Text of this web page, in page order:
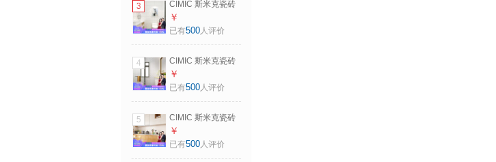
片/箱) 需按箱买
3
CIMIC 斯米克瓷砖
厨房墙砖卫生间阳
台地砖北欧简约纯
片价(9片/箱)
￥
已有500人评价
4
CIMIC 斯米克瓷砖
厨房墙砖卫生间阳
台地砖北欧简约纯
片价(9片/箱)
￥
已有500人评价
5
CIMIC 斯米克瓷砖
厨房墙砖卫生间阳
台地砖北欧简约纯
￥
已有500人评价